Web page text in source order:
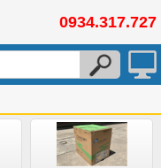
0934.317.727